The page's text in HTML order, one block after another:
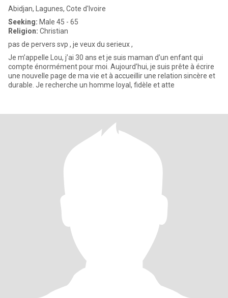
Abidjan, Lagunes, Cote d'Ivoire
Seeking: Male 45 - 65
Religion: Christian
pas de pervers svp , je veux du serieux ,
Je m’appelle Lou, j’ai 30 ans et je suis maman d’un enfant qui
compte énormément pour moi. Aujourd’hui, je suis prête à écrire
une nouvelle page de ma vie et à accueillir une relation sincère et
durable. Je recherche un homme loyal, fidèle et atte